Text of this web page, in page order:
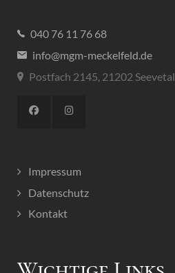
040 76 11 76 68
info@mgm-meckelfeld.de
Postfach 2145, 21202 Seevetal
Impressum
Datenschutz
Kontakt